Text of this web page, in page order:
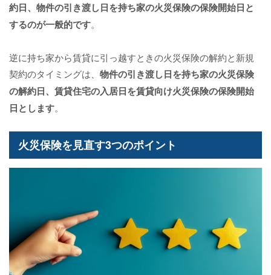
約日、物件の引き渡し日を持ち家の火災保険の保険開始日と
するのが一般的です。
逆に持ち家から賃貸に引っ越すときの火災保険の解約と新規
契約のタイミングは、 物件の引き渡し日を持ち家の火災保険
の解約日、賃貸住宅の入居日を賃貸向け火災保険の保険開始
日とします。
火災保険を見直す3つのポイント